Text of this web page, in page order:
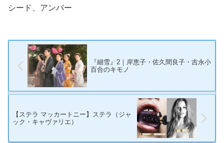
シード、アンバー
『細雪』2｜岸恵子・佐久間良子・吉永小
百合のキモノ
【ステラ マッカートニー】ステラ（ジャ
ック・キャヴァリエ）